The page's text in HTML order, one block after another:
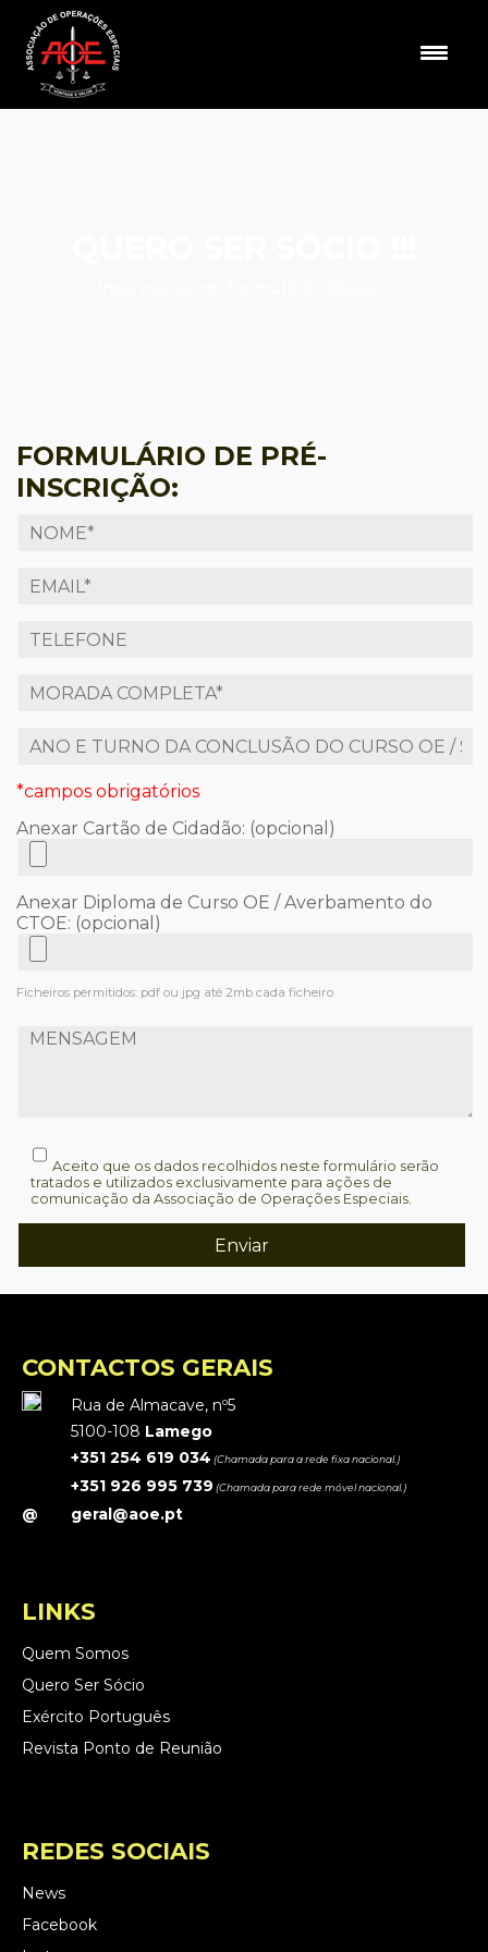
FORMULÁRIO DE PRÉ-
INSCRIÇÃO:
*campos obrigatórios
Anexar Cartão de Cidadão: (opcional)
Anexar Diploma de Curso OE / Averbamento do
CTOE: (opcional)
Ficheiros permitidos: pdf ou jpg até 2mb cada ficheiro
Aceito que os dados recolhidos neste formulário serão
tratados e utilizados exclusivamente para ações de
comunicação da Associação de Operações Especiais.
CONTACTOS GERAIS
Rua de Almacave, nº5
5100-108 Lamego
+351 254 619 034 (Chamada para a rede fixa nacional.)
+351 926 995 739 (Chamada para rede móvel nacional.)
@ geral@aoe.pt
LINKS
Quem Somos
Quero Ser Sócio
Exército Português
Revista Ponto de Reunião
REDES SOCIAIS
News
Facebook